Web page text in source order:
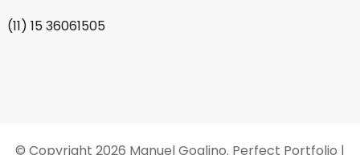
(11) 15 36061505
© Copyright 2026 Manuel Goglino. Perfect Portfolio |